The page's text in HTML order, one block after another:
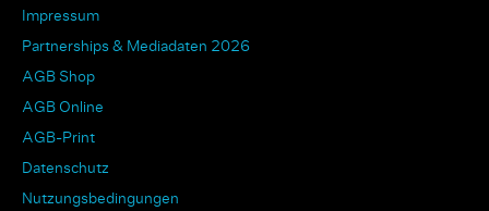
Impressum
Partnerships & Mediadaten 2026
AGB Shop
AGB Online
AGB-Print
Datenschutz
Nutzungsbedingungen